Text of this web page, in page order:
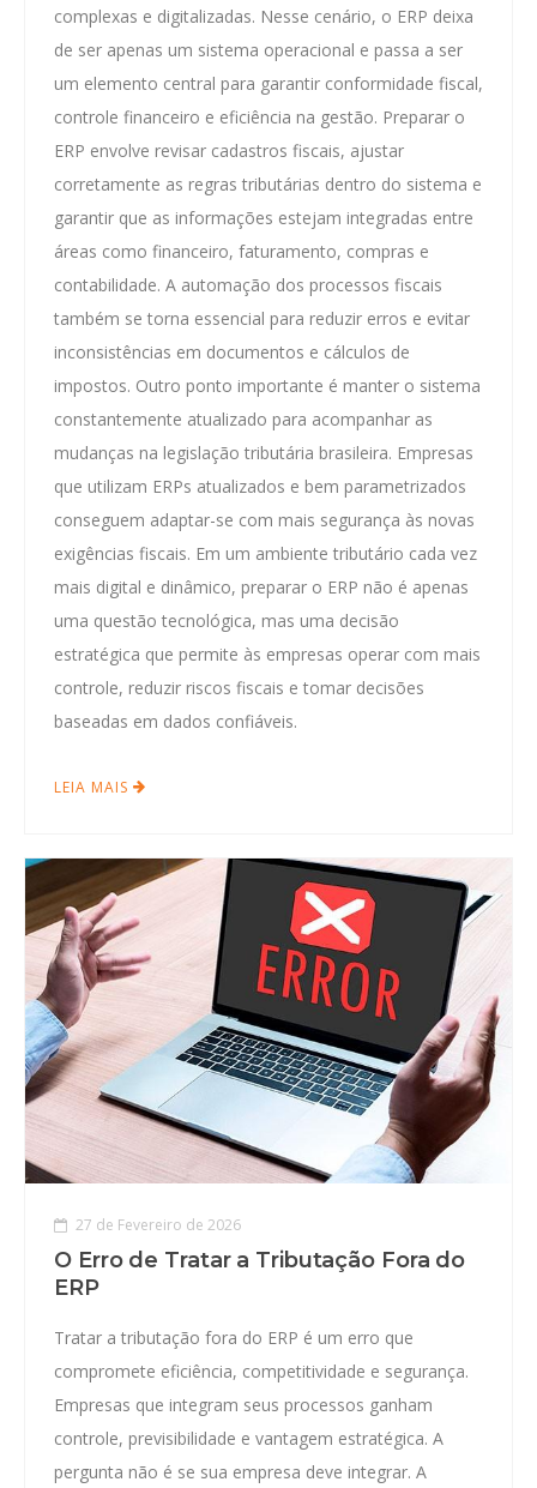
complexas e digitalizadas. Nesse cenário, o ERP deixa
de ser apenas um sistema operacional e passa a ser
um elemento central para garantir conformidade fiscal,
controle financeiro e eficiência na gestão. Preparar o
ERP envolve revisar cadastros fiscais, ajustar
corretamente as regras tributárias dentro do sistema e
garantir que as informações estejam integradas entre
áreas como financeiro, faturamento, compras e
contabilidade. A automação dos processos fiscais
também se torna essencial para reduzir erros e evitar
inconsistências em documentos e cálculos de
impostos. Outro ponto importante é manter o sistema
constantemente atualizado para acompanhar as
mudanças na legislação tributária brasileira. Empresas
que utilizam ERPs atualizados e bem parametrizados
conseguem adaptar-se com mais segurança às novas
exigências fiscais. Em um ambiente tributário cada vez
mais digital e dinâmico, preparar o ERP não é apenas
uma questão tecnológica, mas uma decisão
estratégica que permite às empresas operar com mais
controle, reduzir riscos fiscais e tomar decisões
baseadas em dados confiáveis.
LEIA MAIS
27 de Fevereiro de 2026
O Erro de Tratar a Tributação Fora do
ERP
Tratar a tributação fora do ERP é um erro que
compromete eficiência, competitividade e segurança.
Empresas que integram seus processos ganham
controle, previsibilidade e vantagem estratégica. A
pergunta não é se sua empresa deve integrar. A